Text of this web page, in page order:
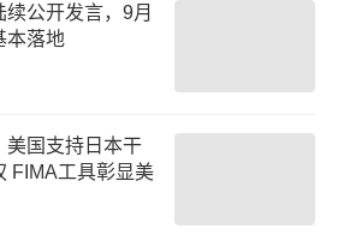
续公开发言，9月
本落地
美国支持日本干